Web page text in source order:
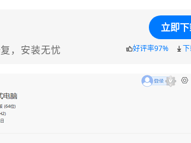
，安装无忧
立即
好评率97%